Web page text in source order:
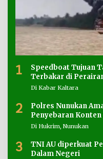
1
Speedboat Tujuan
Terbakar di
Di Kabar Kaltara
2
Polres Nunukan
Penyebaran Konten
Di Hukrim, Nunukan
3
TNI AU diperkuat
Dalam Negeri